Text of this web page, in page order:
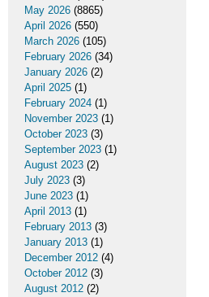
May 2026 (8865)
April 2026 (550)
March 2026 (105)
February 2026 (34)
January 2026 (2)
April 2025 (1)
February 2024 (1)
November 2023 (1)
October 2023 (3)
September 2023 (1)
August 2023 (2)
July 2023 (3)
June 2023 (1)
April 2013 (1)
February 2013 (3)
January 2013 (1)
December 2012 (4)
October 2012 (3)
August 2012 (2)